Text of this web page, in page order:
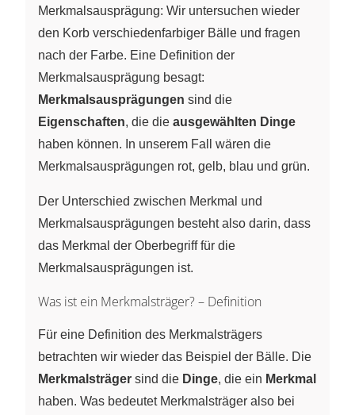
Merkmalsausprägung: Wir untersuchen wieder
den Korb verschiedenfarbiger Bälle und fragen
nach der Farbe. Eine Definition der
Merkmalsausprägung besagt:
Merkmalsausprägungen sind die
Eigenschaften, die die ausgewählten Dinge
haben können. In unserem Fall wären die
Merkmalsausprägungen rot, gelb, blau und grün.
Der Unterschied zwischen Merkmal und
Merkmalsausprägungen besteht also darin, dass
das Merkmal der Oberbegriff für die
Merkmalsausprägungen ist.
Was ist ein Merkmalsträger? – Definition
Für eine Definition des Merkmalsträgers
betrachten wir wieder das Beispiel der Bälle. Die
Merkmalsträger sind die Dinge, die ein Merkmal
haben. Was bedeutet Merkmalsträger also bei